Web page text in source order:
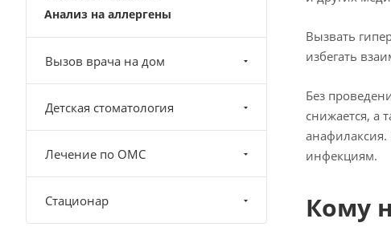
Вызвать
избегать
Без
снижается, а
анафилаксия.
инфекциям.
Кому
Анализ на аллергены
Вызов врача на дом
Детская стоматология
Лечение по ОМС
Стационар